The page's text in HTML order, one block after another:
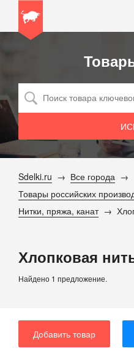
Sdelki.ru
Все города
Товары российских
Нитки, пряжа, канат
Хлопковая
Найдено 1 предложение.
Добавить товар